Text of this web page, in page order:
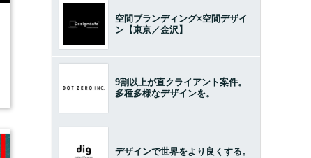
空間ブランディング×空間デザイ
ン【東京／金沢】
9割以上が直クライアント案件。
多種多様なデザインを。
デザインで世界をより良くする。